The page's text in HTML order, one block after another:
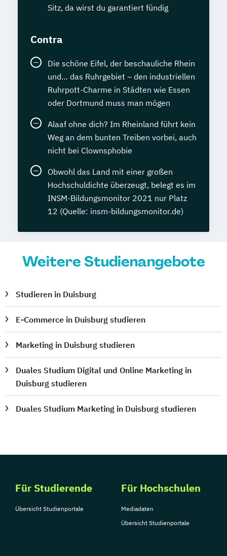
Sitz, da wirst du garantiert fündig
Contra
Die schöne Eifel, der beschauliche Rhein
und… das Ruhrgebiet – den industriellen
Ruhrpott-Charme in Städten wie Essen
oder Dortmund muss man mögen
Alaaf ohne dich? Im Rheinland führt kein
Weg an dem bunten Treiben vorbei, auch
nicht bei Clownsphobie
Obwohl das Land mit einer großen
Hochschuldichte überzeugt, belegt es im
INSM-Bildungsmonitor 2021 nur Platz
12 (Quelle: insm-bildungsmonitor.de)
Weitere Studienangebote
Studieren in Duisburg
E-Commerce in Duisburg studieren
Marketing in Duisburg studieren
Duales Studium Digital und Online Marketing in
Duisburg studieren
Duales Studium Marketing in Duisburg studieren
Für Studierende
Übersicht Studienportale
Für Hochschulen
Mediadaten
Übersicht Studienportale